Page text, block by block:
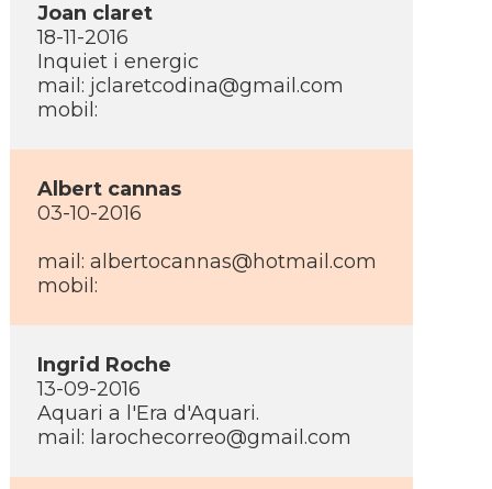
Joan claret
18-11-2016
Inquiet i energic
mail: jclaretcodina@gmail.com
mobil:
Albert cannas
03-10-2016
mail: albertocannas@hotmail.com
mobil:
Ingrid Roche
13-09-2016
Aquari a l'Era d'Aquari.
mail: larochecorreo@gmail.com